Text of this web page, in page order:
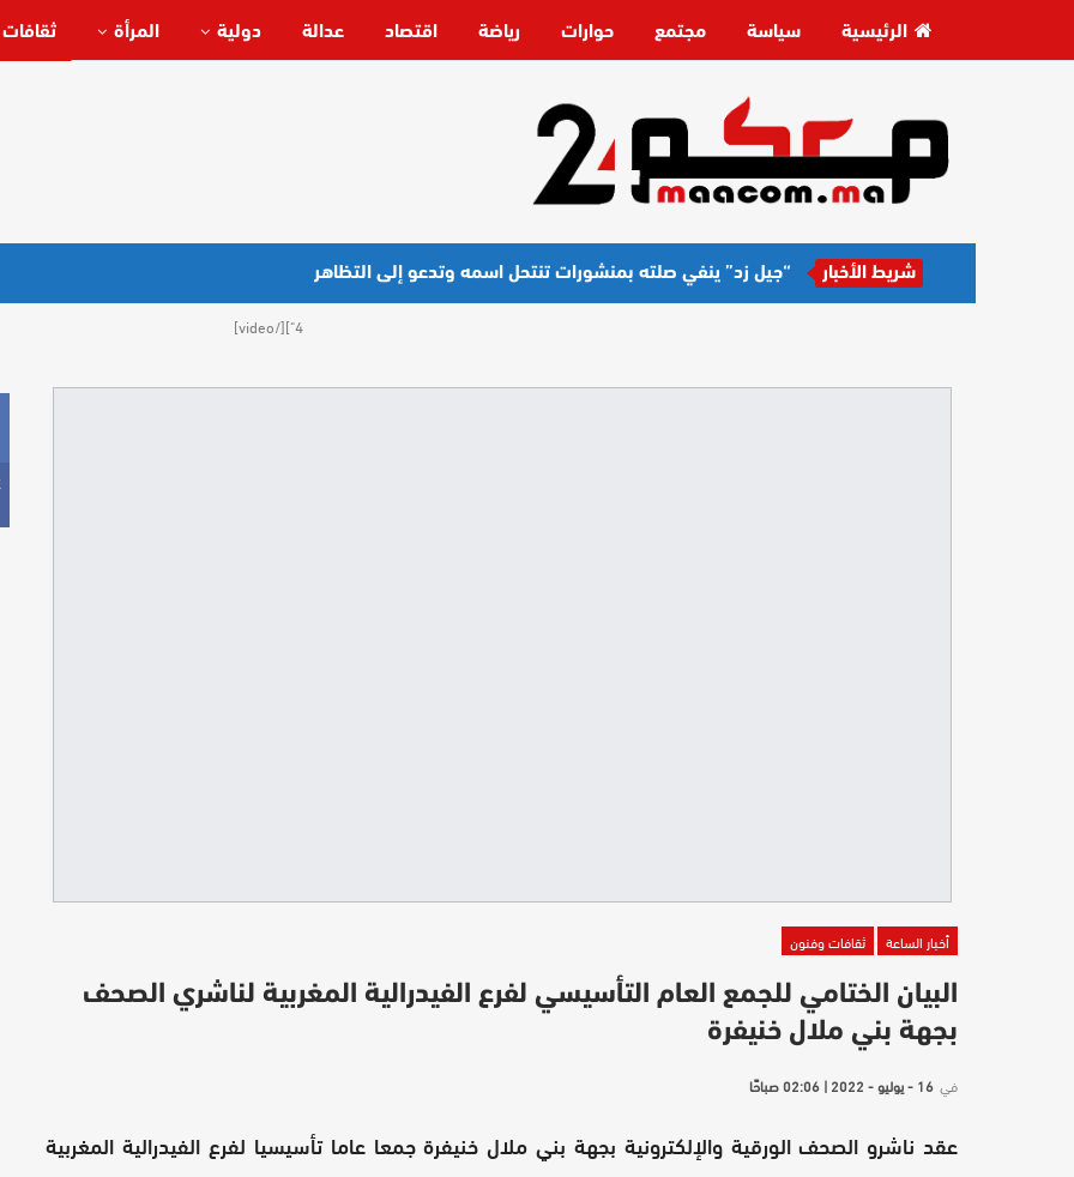
الرئيسية سياسة مجتمع حوارات رياضة اقتصاد عدالة دولية المرأة
شريط الأخبار “جيل زد” ينفي صلته بمنشورات تنتحل اسمه وتدعو إلى التظاهر
4"][/video]
أخبار الساعة ثقافات وفنون
البيان الختامي للجمع العام التأسيسي لفرع الفيدرالية المغربية لناشري الصحف
بجهة بني ملال خنيفرة
في 16 - يوليو - 2022 | 02:06 صباحًا
عقد ناشرو الصحف الورقية والإلكترونية بجهة بني ملال خنيفرة جمعا عاما تأسيسيا لفرع الفيدرالية المغربية